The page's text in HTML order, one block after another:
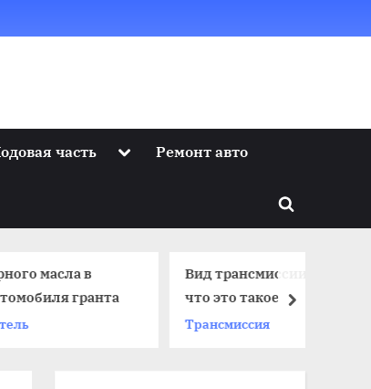
часть ToggleРемонт авто
Toggle
Вид трансмиссии автомобиля
что это такое
next